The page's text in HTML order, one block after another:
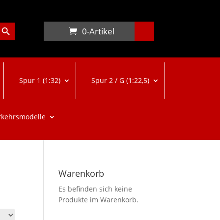
Button
0-Artikel
Spur 1 (1:32) Spur 2 / G (1:22,5)
Warenkorb
Es befinden sich keine
Produkte im Warenkorb.